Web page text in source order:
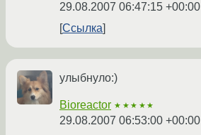
29.08.2007 06:47:15 +00:00
Ссылка
улыбнуло:)
Bioreactor ★★★★★
29.08.2007 06:53:00 +00:00